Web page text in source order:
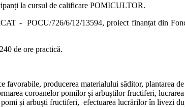
la cursul de calificare POMICULTOR.
- POCU/726/6/12/13594, proiect finanțat din
de ore practică.
producerea materialului săditor, plantarea
coroanelor pomilor și arbuștilor fructiferi,
și arbuști fructiferi, efectuarea lucrărilor în livezi